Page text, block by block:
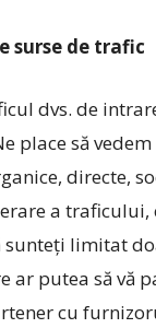
surse de trafic
dvs. de
place să
directe,
a
sunteți limitat
ar putea să vă
cu